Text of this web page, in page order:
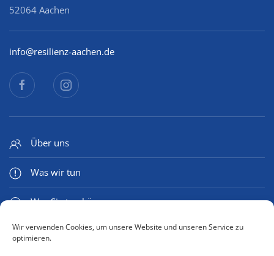
Wir verwenden Cookies, um unsere Website und unseren Service zu
optimieren.
52064 Aachen
info@resilienz-aachen.de
Über uns
Was wir tun
Was Sie tun können
Medien & Mehr